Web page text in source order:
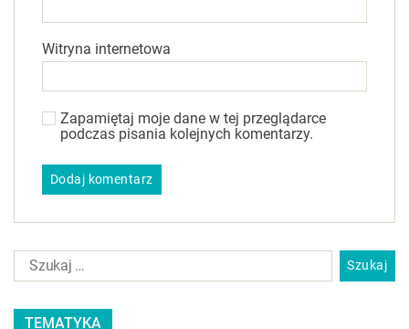
Witryna internetowa
Zapamiętaj moje dane w tej przeglądarce
podczas pisania kolejnych komentarzy.
TEMATYKA